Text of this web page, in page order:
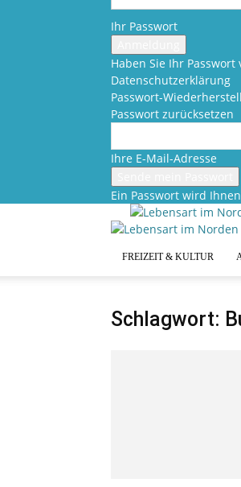
Ihr Passwort
Haben Sie Ihr
Datenschutzerklärung
Passwort-
Passwort zurücksetzen
Ihre E-Mail-Adresse
Ein Passwort wird
FREIZEIT & KULTUR
Schlagwort: